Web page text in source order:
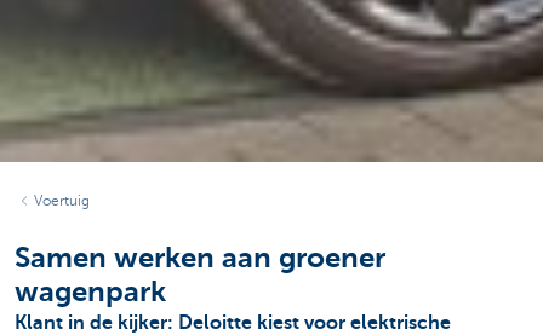
Voertuig
Samen werken aan groener
wagenpark
Klant in de kijker: Deloitte kiest voor elektrische